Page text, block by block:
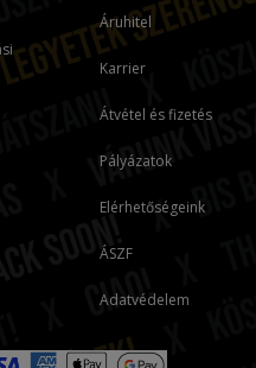
Áruhitel
Karrier
Átvétel és fizetés
Pályázatok
Elérhetőségeink
ÁSZF
Adatvédelem